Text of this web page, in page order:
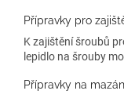
Přípravky pro
K zajištění šroubů
lepidlo na šrouby
Přípravky na